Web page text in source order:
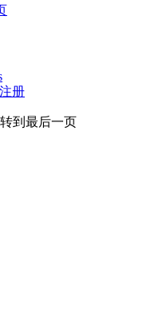
册
到最后一页